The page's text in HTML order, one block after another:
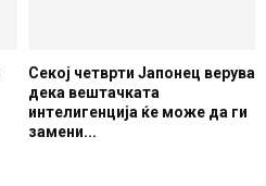
Секој четврти Јапонец верува
дека вештачката
интелигенција ќе може да ги
замени...